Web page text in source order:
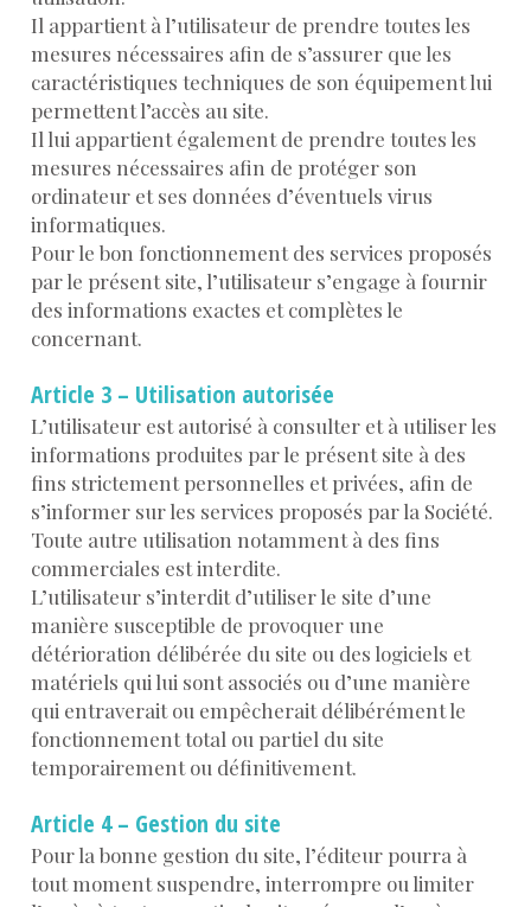
Il appartient à l’utilisateur de prendre toutes les
mesures nécessaires afin de s’assurer que les
caractéristiques techniques de son équipement lui
permettent l’accès au site.
Il lui appartient également de prendre toutes les
mesures nécessaires afin de protéger son
ordinateur et ses données d’éventuels virus
informatiques.
Pour le bon fonctionnement des services proposés
par le présent site, l’utilisateur s’engage à fournir
des informations exactes et complètes le
concernant.
Article 3 – Utilisation autorisée
L’utilisateur est autorisé à consulter et à utiliser les
informations produites par le présent site à des
fins strictement personnelles et privées, afin de
s’informer sur les services proposés par la Société.
Toute autre utilisation notamment à des fins
commerciales est interdite.
L’utilisateur s’interdit d’utiliser le site d’une
manière susceptible de provoquer une
détérioration délibérée du site ou des logiciels et
matériels qui lui sont associés ou d’une manière
qui entraverait ou empêcherait délibérément le
fonctionnement total ou partiel du site
temporairement ou définitivement.
Article 4 – Gestion du site
Pour la bonne gestion du site, l’éditeur pourra à
tout moment suspendre, interrompre ou limiter